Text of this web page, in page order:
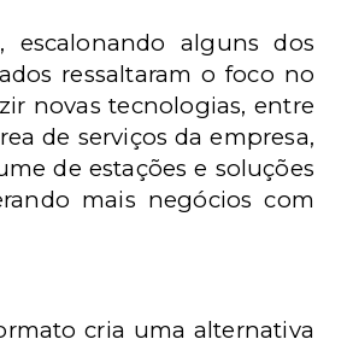
escalonando alguns dos
ressaltaram o foco no
novas tecnologias, entre
de serviços da empresa,
de estações e soluções
mais negócios com
cria uma alternativa